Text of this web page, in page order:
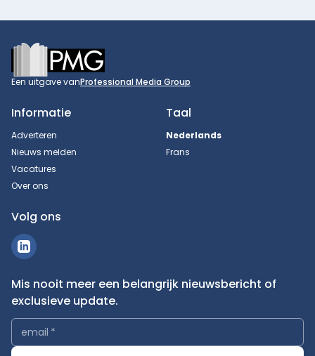
Footer
Een uitgave vanProfessional Media Group
Informatie
Adverteren
Nieuws melden
Vacatures
Over ons
Taal
Nederlands
Frans
Volg ons
Mis nooit meer een belangrijk nieuwsbericht of
exclusieve update.
email *